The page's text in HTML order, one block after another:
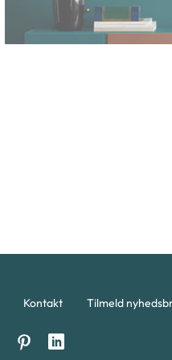
Kontakt Tilmeld